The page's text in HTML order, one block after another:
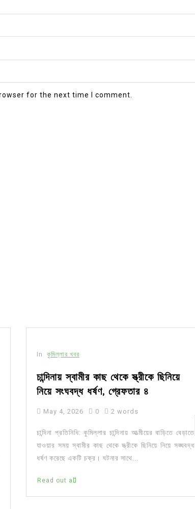
for the next time I comment.
In কুমিল্লার খবর
চান্দিনায় স্বামীর কাছ থেকে স্ত্রীকে ছিনিয়ে
নিয়ে সংঘবদ্ধ ধর্ষণ, গ্রেফতার ৪
May 4, 2026 0 2 words
চান্দিনা প্রতিনিধি: কুমিল্লার চান্দিনায় আত্মীয়ের বাড়িতে বেড়াতে
যাওয়ার সময় স্বামীর কাছ থেকে স্ত্রীকে ছিনিয়ে নিয়ে সঙ্ঘবদ্ধ
ধর্ষণ করেছে একটি চক্র। ঘটনার সাথে...
Read out all